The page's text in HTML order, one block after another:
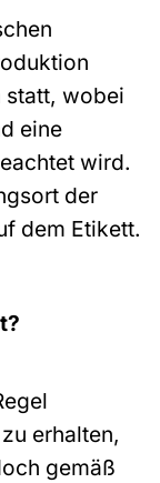
statt, wobei
eine
wird.
der
dem Etikett.
erhalten,
gemäß